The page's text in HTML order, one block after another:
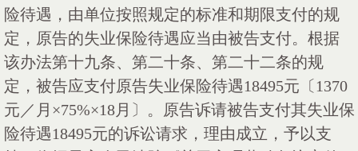
险待遇，由单位按照规定的标准和期限支付的规
定，原告的失业保险待遇应当由被告支付。根据
该办法第十九条、第二十条、第二十二条的规
定，被告应支付原告失业保险待遇18495元〔1370
元／月×75%×18月〕。原告诉请被告支付其失业保
险待遇18495元的诉讼请求，理由成立，予以支